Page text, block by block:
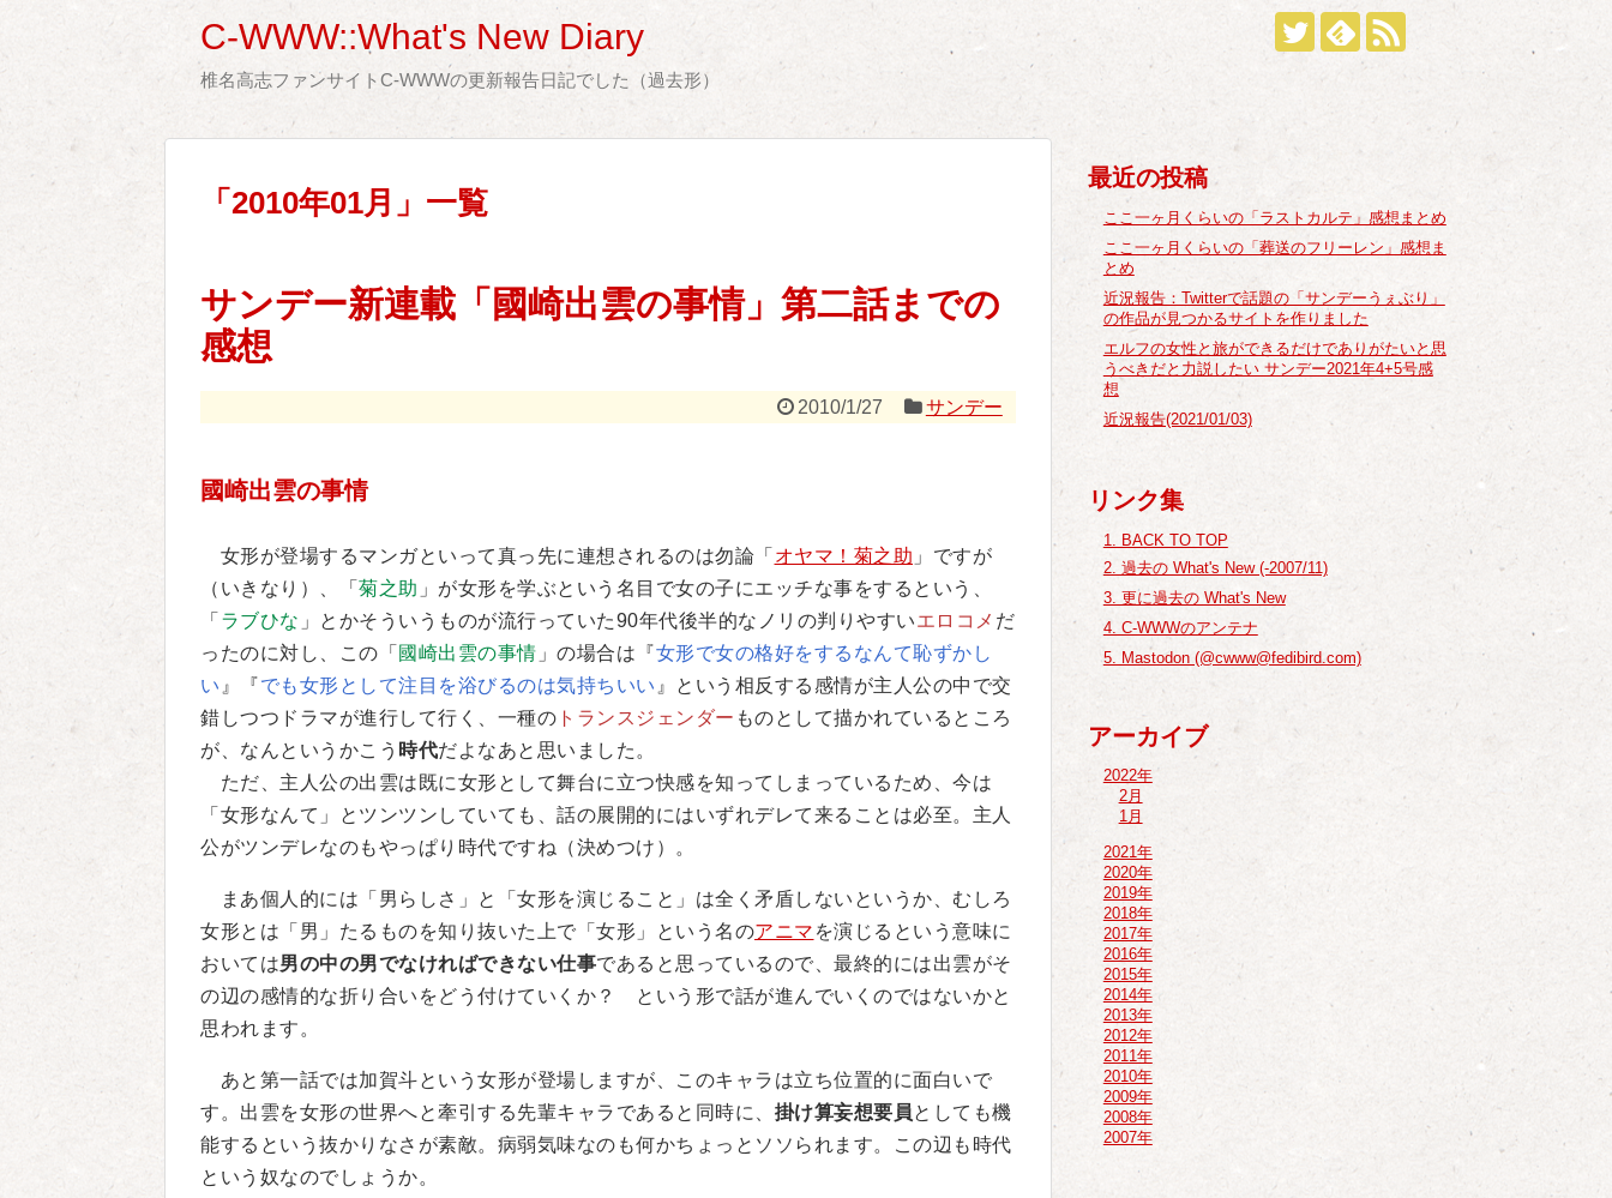
C-WWW::What's New Diary
椎名高志ファンサイトC-WWWの更新報告日記でした（過去形）
「 2010年01月 」 一覧
サンデー新連載「國崎出雲の事情」第二話までの
感想
2010/1/27 サンデー
國崎出雲の事情
女形が登場するマンガといって真っ先に連想されるのは勿論「 オヤマ！菊之助 」ですが
（いきなり）、「 菊之助 」が女形を学ぶという名目で女の子にエッチな事をするという、
「 ラブひな 」とかそういうものが流行っていた90年代後半的なノリの判りやすいエロコメ だ
ったのに対し、この「 國崎出雲の事情 」の場合は『女形で女の格好をするなんて恥ずかし
い 』『でも女形として注目を浴びるのは気持ちいい 』という相反する感情が主人公の中で交
錯しつつドラマが進行して行く、一種の トランスジェンダー ものとして描かれているところ
が、なんというかこう 時代だよなあと思いました。
ただ、主人公の出雲は既に女形として舞台に立つ快感を知ってしまっているため、今は
「女形なんて」とツンツンしていても、話の展開的にはいずれデレて来ることは必至。主人
公がツンデレなのもやっぱり時代ですね（決めつけ）。
まあ個人的には「男らしさ」と「女形を演じること」は全く矛盾しないというか、むしろ
女形とは「男」たるものを知り抜いた上で「女形」という名のアニマ を演じるという意味に
おいては男の中の男でなければできない仕事であると思っているので、最終的には出雲がそ
の辺の感情的な折り合いをどう付けていくか？ という形で話が進んでいくのではないかと
思われます。
あと第一話では加賀斗という女形が登場しますが、このキャラは立ち位置的に面白いで
す。出雲を女形の世界へと牽引する先輩キャラであると同時に、 掛け算妄想要員としても機
能するという抜かりなさが素敵。病弱気味なのも何かちょっとソソられます。この辺も時代
という奴なのでしょうか。
最近の投稿
ここ一ヶ月くらいの「ラストカルテ」感想まとめ
ここ一ヶ月くらいの「葬送のフリーレン」感想ま
とめ
近況報告：Twitterで話題の「サンデーうぇぶり」
の作品が見つかるサイトを作りました
エルフの女性と旅ができるだけでありがたいと思
うべきだと力説したい サンデー2021年4+5号感
想
近況報告(2021/01/03)
リンク集
1. BACK TO TOP
2. 過去の What's New (-2007/11)
3. 更に過去の What's New
4. C-WWWのアンテナ
5. Mastodon (@cwww@fedibird.com)
アーカイブ
2022年
2月
1月
2021年
2020年
2019年
2018年
2017年
2016年
2015年
2014年
2013年
2012年
2011年
2010年
2009年
2008年
2007年